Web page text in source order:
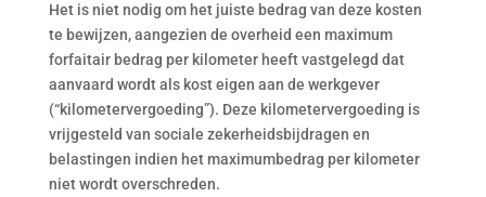
Het is niet nodig om het juiste bedrag van deze kosten
te bewijzen, aangezien de overheid een maximum
forfaitair bedrag per kilometer heeft vastgelegd dat
aanvaard wordt als kost eigen aan de werkgever
(“kilometervergoeding”). Deze kilometervergoeding is
vrijgesteld van sociale zekerheidsbijdragen en
belastingen indien het maximumbedrag per kilometer
niet wordt overschreden.